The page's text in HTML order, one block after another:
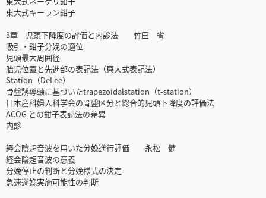
東大式キーラン鉗子
3章 児頭下降度の評価と内診法 竹田 省
吸引・鉗子分娩の適位
児頭最大周囲径
胎児位置と先進部の表記法（東大式表記法）
Station（DeLee）
骨盤誘導軸に基づいたtrapezoidalstation（t-station）
日本産科婦人科学会の骨盤区分と総合的児頭下降度の評価法
ACOG との鉗子表記法の差異
内診
経会陰超音波を用いた分娩進行評価 永松 健
経会陰超音波の意義
分娩停止の判断と分娩様式の決定
急速遂娩実施可能性の判断